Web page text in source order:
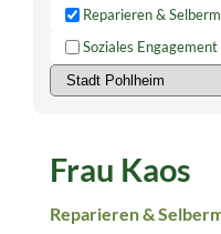
Reparieren &
Soziales Engagement
Ort
wählen
Frau Kaos
Reparieren &